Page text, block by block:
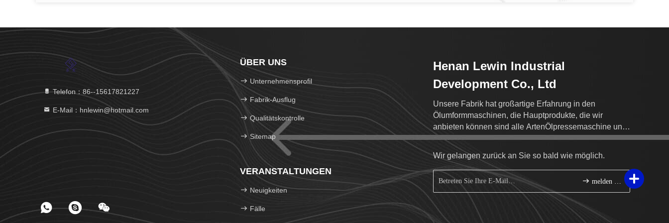
Telefon：86--15617821227
E-Mail：hnlewin@hotmail.com
ÜBER UNS
Unternehmensprofil
Fabrik-Ausflug
Qualitätskontrolle
Sitemap
VERANSTALTUNGEN
Neuigkeiten
Fälle
Henan Lewin Industrial
Development Co., Ltd
Unsere Fabrik hat großartige Erfahrung in den
Ölumformmaschinen, die Hauptprodukte, die wir
anbieten können sind alle ArtenÖlpressemaschine und
und so weiter brät Maschine.
Wir gelangen zurück an Sie so bald wie möglich.
melden Sie sich an